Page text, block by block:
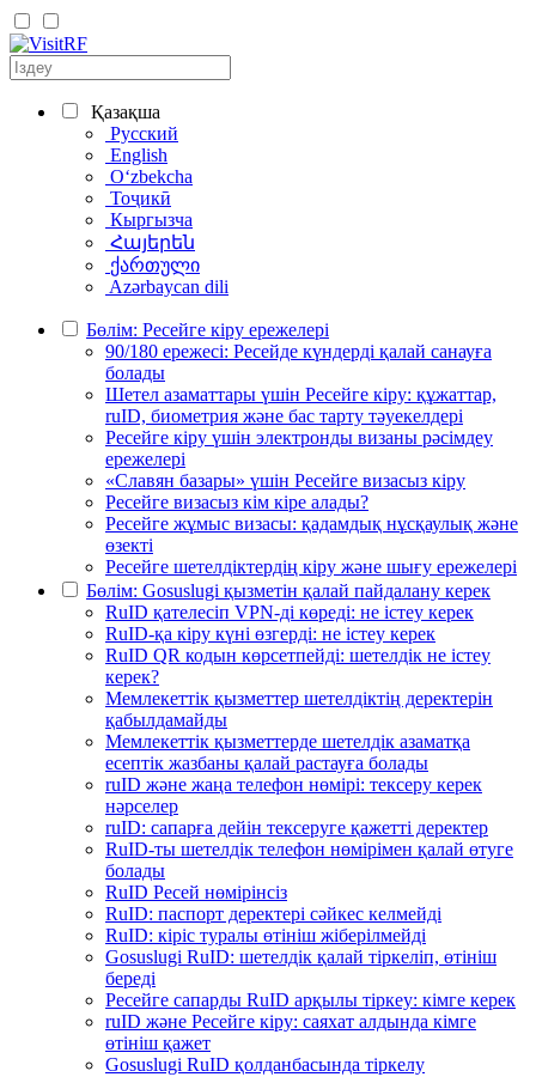
Қазақша
Русский
English
Oʻzbekcha
Тоҷикӣ
Кыргызча
Հայերեն
ქართული
Azərbaycan dili
Бөлім: Ресейге кіру ережелері
90/180 ережесі: Ресейде күндерді қалай санауға
болады
Шетел азаматтары үшін Ресейге кіру: құжаттар,
ruID, биометрия және бас тарту тәуекелдері
Ресейге кіру үшін электронды визаны рәсімдеу
ережелері
«Славян базары» үшін Ресейге визасыз кіру
Ресейге визасыз кім кіре алады?
Ресейге жұмыс визасы: қадамдық нұсқаулық және
өзекті
Ресейге шетелдіктердің кіру және шығу ережелері
Бөлім: Gosuslugi қызметін қалай пайдалану керек
RuID қателесіп VPN-ді көреді: не істеу керек
RuID-қа кіру күні өзгерді: не істеу керек
RuID QR кодын көрсетпейді: шетелдік не істеу
керек?
Мемлекеттік қызметтер шетелдіктің деректерін
қабылдамайды
Мемлекеттік қызметтерде шетелдік азаматқа
есептік жазбаны қалай растауға болады
ruID және жаңа телефон нөмірі: тексеру керек
нәрселер
ruID: сапарға дейін тексеруге қажетті деректер
RuID-ты шетелдік телефон нөмірімен қалай өтуге
болады
RuID Ресей нөмірінсіз
RuID: паспорт деректері сәйкес келмейді
RuID: кіріс туралы өтініш жіберілмейді
Gosuslugi RuID: шетелдік қалай тіркеліп, өтініш
береді
Ресейге сапарды RuID арқылы тіркеу: кімге керек
ruID және Ресейге кіру: саяхат алдында кімге
өтініш қажет
Gosuslugi RuID қолданбасында тіркелу